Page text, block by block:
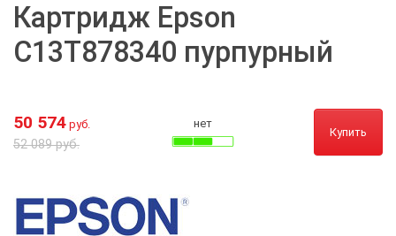
Картридж Epson
C13T878340 пурпурный
50 574 руб.
52 089 руб.
нет
Купить